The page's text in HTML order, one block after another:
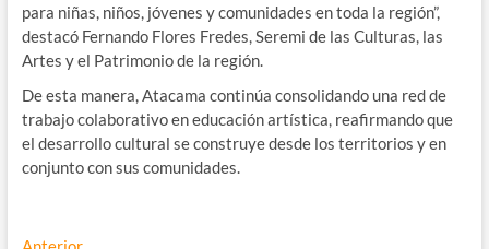
para niñas, niños, jóvenes y comunidades en toda la región”,
destacó Fernando Flores Fredes, Seremi de las Culturas, las
Artes y el Patrimonio de la región.
De esta manera, Atacama continúa consolidando una red de
trabajo colaborativo en educación artística, reafirmando que
el desarrollo cultural se construye desde los territorios y en
conjunto con sus comunidades.
Entrada